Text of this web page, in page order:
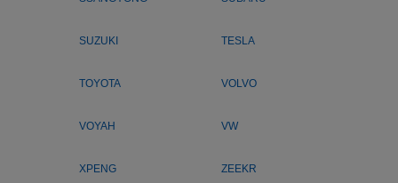
SUZUKI TESLA
TOYOTA VOLVO
VOYAH VW
XPENG ZEEKR